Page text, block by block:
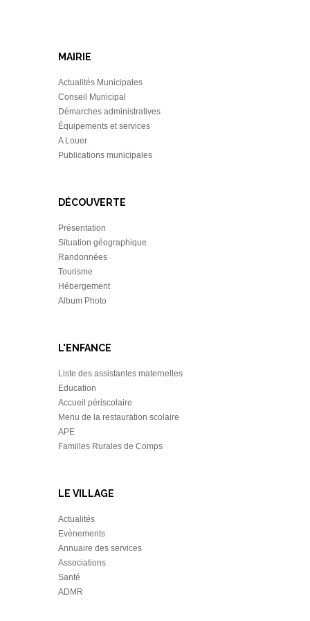
MAIRIE
Actualités Municipales
Conseil Municipal
Démarches administratives
Équipements et services
A Louer
Publications municipales
DÉCOUVERTE
Présentation
Situation géographique
Randonnées
Tourisme
Hébergement
Album Photo
L'ENFANCE
Liste des assistantes maternelles
Education
Accueil périscolaire
Menu de la restauration scolaire
APE
Familles Rurales de Comps
LE VILLAGE
Actualités
Evènements
Annuaire des services
Associations
Santé
ADMR